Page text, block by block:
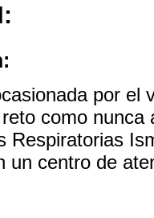
por el
como
Respiratorias
un centro de